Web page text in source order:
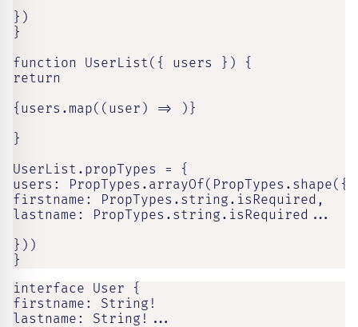
})
}
function UserList({ users }) {
return
{users.map((user) => )}
}
UserList.propTypes = {
users: PropTypes.arrayOf(PropTypes.shape({
firstname: PropTypes.string.isRequired,
lastname: PropTypes.string.isRequired...
}))
}
interface User {
firstname: String!
lastname: String!...